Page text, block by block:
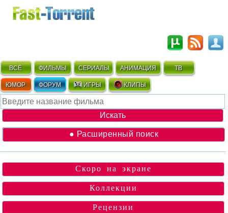
ВСЁ ФИЛЬМЫ СЕРИАЛЫ АНИМАЦИЯ ТВ
ЮМОР ФОРУМ ИГРЫ КЛИПЫ
● Расширенный поиск
Скоро на экране
Коллекции
Рецензии